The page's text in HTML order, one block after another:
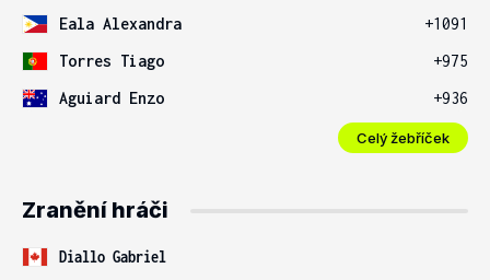
Eala Alexandra
+1091
Torres Tiago
+975
Aguiard Enzo
+936
Celý žebříček
Zranění hráči
Diallo Gabriel